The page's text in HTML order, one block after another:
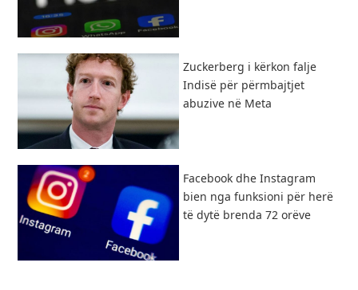
Zuckerberg i kërkon falje
Indisë për përmbajtjet
abuzive në Meta
Facebook dhe Instagram
bien nga funksioni për herë
të dytë brenda 72 orëve